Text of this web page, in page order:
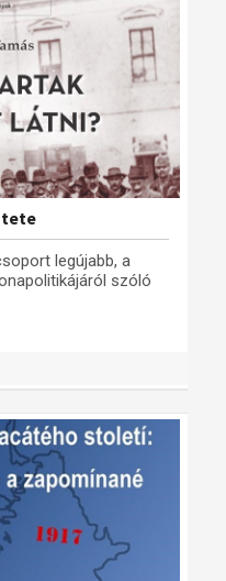
legújabb, a
szóló